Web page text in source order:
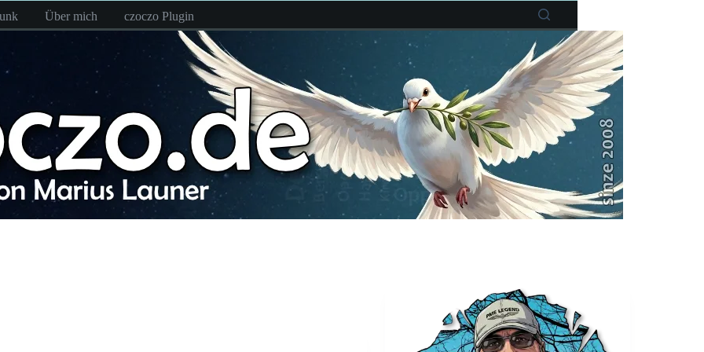
Über mich czoczo Plugin